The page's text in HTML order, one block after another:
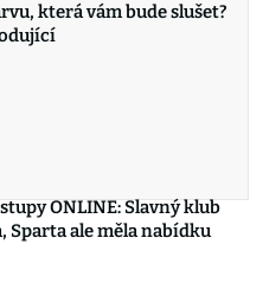
která vám bude slušet?
ONLINE: Slavný klub
Sparta ale měla nabídku